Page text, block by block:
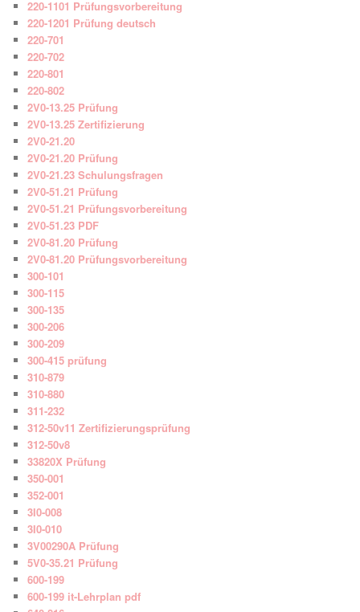
220-1101 Prüfungsvorbereitung
220-1201 Prüfung deutsch
220-701
220-702
220-801
220-802
2V0-13.25 Prüfung
2V0-13.25 Zertifizierung
2V0-21.20
2V0-21.20 Prüfung
2V0-21.23 Schulungsfragen
2V0-51.21 Prüfung
2V0-51.21 Prüfungsvorbereitung
2V0-51.23 PDF
2V0-81.20 Prüfung
2V0-81.20 Prüfungsvorbereitung
300-101
300-115
300-135
300-206
300-209
300-415 prüfung
310-879
310-880
311-232
312-50v11 Zertifizierungsprüfung
312-50v8
33820X Prüfung
350-001
352-001
3I0-008
3I0-010
3V00290A Prüfung
5V0-35.21 Prüfung
600-199
600-199 it-Lehrplan pdf